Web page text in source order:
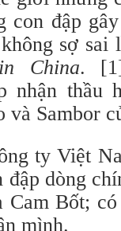
con đập
sợ sai
China.
nhận thầu
và Sambor
ty Việt
dòng
Cam Bốt;
mình.